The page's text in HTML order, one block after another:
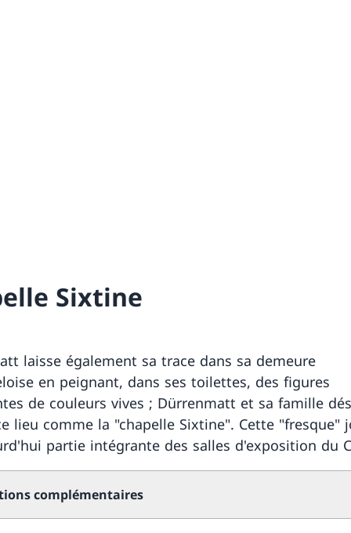
Sixtine
laisse également sa trace dans sa demeure
en peignant, dans ses toilettes, des figures
de couleurs vives ; Dürrenmatt et sa famille
lieu comme la "chapelle Sixtine". Cette "fresque"
partie intégrante des salles d'exposition du
complémentaires